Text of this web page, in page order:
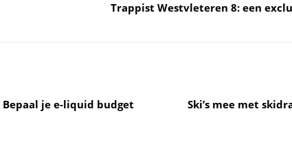
Trappist Westvleteren 8: een
Bepaal je e-liquid budget Ski’s mee met